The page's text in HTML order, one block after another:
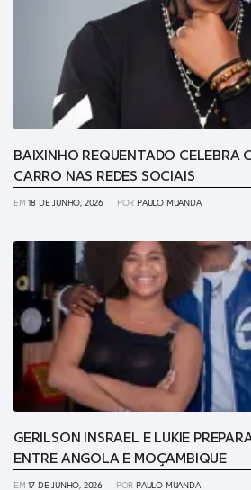
BAIXINHO REQUENTADO CELEBRA
CARRO NAS REDES SOCIAIS
EM18 DE JUNHO, 2026 POR PAULO MUANDA
GERILSON INSRAEL E LUKIE
ENTRE ANGOLA E MOÇAMBIQUE
EM17 DE JUNHO, 2026 POR PAULO MUANDA